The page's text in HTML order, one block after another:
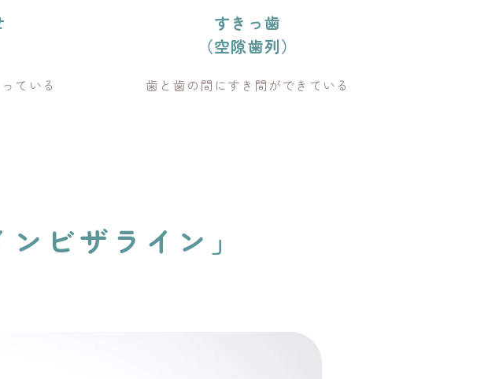
ている
すきっ歯
（空隙歯列）
歯と歯の間にすき間ができている
ンビザライン」